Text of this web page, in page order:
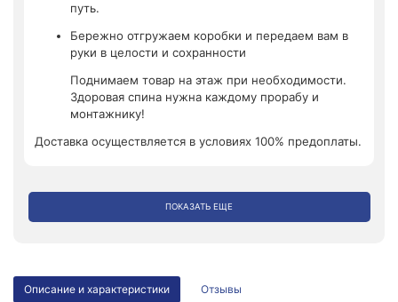
путь.
Бережно отгружаем коробки и передаем вам в
руки в целости и сохранности
Поднимаем товар на этаж при необходимости.
Здоровая спина нужна каждому прорабу и
монтажнику!
Доставка осуществляется в условиях 100% предоплаты.
ПОКАЗАТЬ ЕЩЕ
Описание и характеристики Отзывы